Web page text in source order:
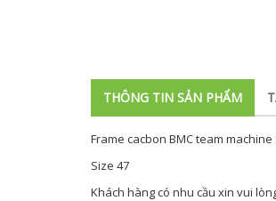
THÔNG TIN SẢN PHẨM
Frame cacbon BMC team machine
Size 47
Khách hàng có nhu cầu xin vui